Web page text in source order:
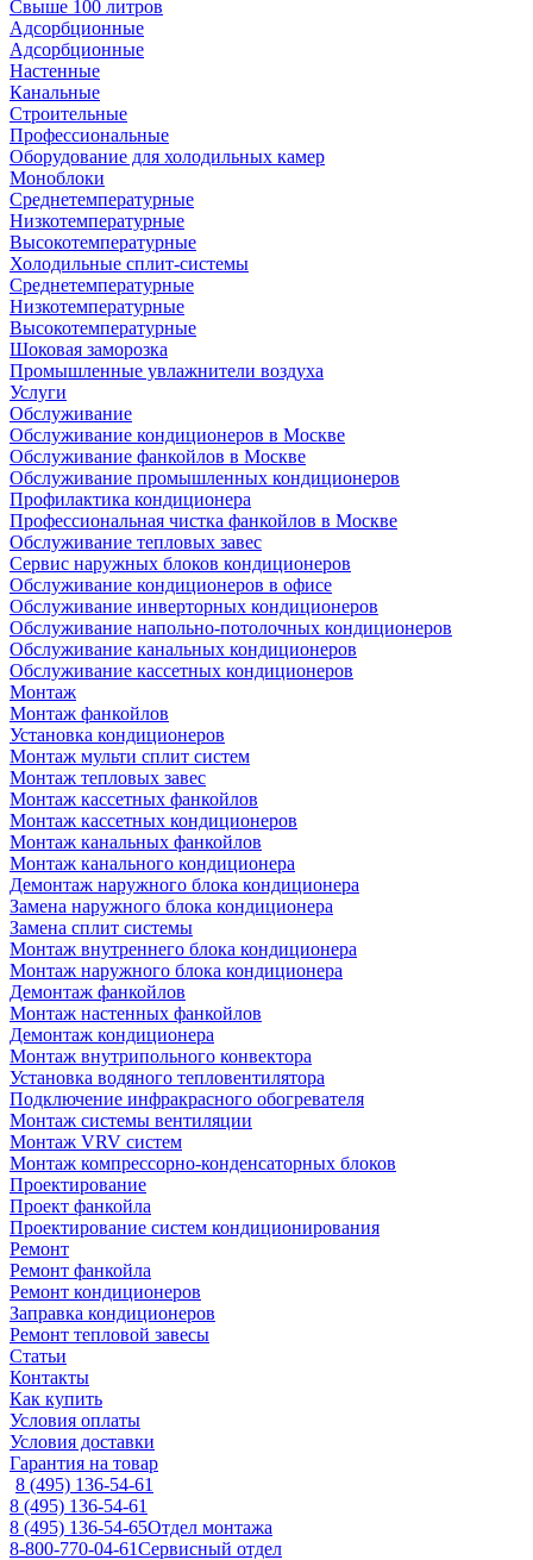
Свыше 100 литров
Адсорбционные
Адсорбционные
Настенные
Канальные
Строительные
Профессиональные
Оборудование для холодильных камер
Моноблоки
Среднетемпературные
Низкотемпературные
Высокотемпературные
Холодильные сплит-системы
Среднетемпературные
Низкотемпературные
Высокотемпературные
Шоковая заморозка
Промышленные увлажнители воздуха
Услуги
Обслуживание
Обслуживание кондиционеров в Москве
Обслуживание фанкойлов в Москве
Обслуживание промышленных кондиционеров
Профилактика кондиционера
Профессиональная чистка фанкойлов в Москве
Обслуживание тепловых завес
Сервис наружных блоков кондиционеров
Обслуживание кондиционеров в офисе
Обслуживание инверторных кондиционеров
Обслуживание напольно-потолочных кондиционеров
Обслуживание канальных кондиционеров
Обслуживание кассетных кондиционеров
Монтаж
Монтаж фанкойлов
Установка кондиционеров
Монтаж мульти сплит систем
Монтаж тепловых завес
Монтаж кассетных фанкойлов
Монтаж кассетных кондиционеров
Монтаж канальных фанкойлов
Монтаж канального кондиционера
Демонтаж наружного блока кондиционера
Замена наружного блока кондиционера
Замена сплит системы
Монтаж внутреннего блока кондиционера
Монтаж наружного блока кондиционера
Демонтаж фанкойлов
Монтаж настенных фанкойлов
Демонтаж кондиционера
Монтаж внутрипольного конвектора
Установка водяного тепловентилятора
Подключение инфракрасного обогревателя
Монтаж системы вентиляции
Монтаж VRV систем
Монтаж компрессорно-конденсаторных блоков
Проектирование
Проект фанкойла
Проектирование систем кондиционирования
Ремонт
Ремонт фанкойла
Ремонт кондиционеров
Заправка кондиционеров
Ремонт тепловой завесы
Статьи
Контакты
Как купить
Условия оплаты
Условия доставки
Гарантия на товар
8 (495) 136-54-61
8 (495) 136-54-61
8 (495) 136-54-65Отдел монтажа
8-800-770-04-61Сервисный отдел